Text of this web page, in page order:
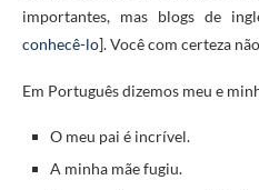
importantes, mas blogs de
conhecê-lo]. Você com certeza
Em Português dizemos meu e
O meu pai é incrível.
A minha mãe fugiu.